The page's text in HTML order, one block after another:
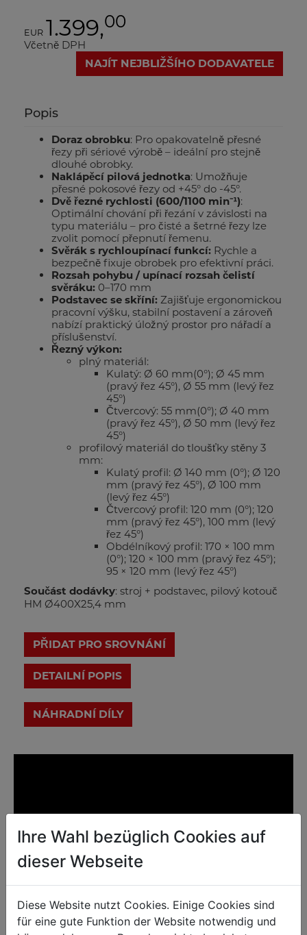
EUR 1.399,00
Včetně DPH
NAJÍT NEJBLIŽŠÍHO DODAVATELE
Popis
Doraz obrobku: Pro opakovatelně přesné
řezy při sériové výrobě – ideální pro stejně
dlouhé obrobky.
Naklápěcí pilová jednotka: Umožňuje
přesné pokosové řezy od +45° do -45°.
Dvě řezné rychlosti (600/1100 min⁻¹):
Optimální chování při řezání v závislosti na
typu materiálu – pro čisté a šetrné řezy lze
zvolit pomocí přepnutí řemenu.
Svěrák s rychloupínací funkcí: Rychle a
bezpečně fixuje obrobek pro efektivní práci.
Rozsah pohybu / upínací rozsah čelistí
svěráku: 0–170 mm
Podstavec se skříní: Zajišťuje ergonomickou
pracovní výšku, stabilní postavení a zároveň
nabízí praktický úložný prostor pro nářadí a
příslušenství.
Řezný výkon:
plný materiál:
Kulatý: Ø 60 mm(0°); Ø 45 mm
(pravý řez 45°), Ø 55 mm (levý řez
45°)
Čtvercový: 55 mm(0°); Ø 40 mm
(pravý řez 45°), Ø 50 mm (levý řez
45°)
profilový materiál do tloušťky stěny 3
mm:
Kulatý profil: Ø 140 mm (0°); Ø 120
mm (pravý řez 45°), Ø 100 mm
(levý řez 45°)
Čtvercový profil: 120 mm (0°); 120
mm (pravý řez 45°), 100 mm (levý
řez 45°)
Obdélníkový profil: 170 × 100 mm
(0°); 120 × 100 mm (pravý řez 45°);
95 × 120 mm (levý řez 45°)
Součást dodávky: stroj + podstavec, pilový kotouč
HM Ø400X25,4 mm
PŘIDAT PRO SROVNÁNÍ
DETAILNÍ POPIS
Ihre Wahl bezüglich Cookies auf
dieser Webseite
Diese Website nutzt Cookies. Einige Cookies sind
für eine gute Funktion der Website notwendig und